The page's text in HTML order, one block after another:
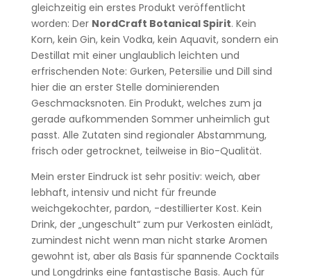
gleichzeitig ein erstes Produkt veröffentlicht
worden: Der NordCraft Botanical Spirit. Kein
Korn, kein Gin, kein Vodka, kein Aquavit, sondern ein
Destillat mit einer unglaublich leichten und
erfrischenden Note: Gurken, Petersilie und Dill sind
hier die an erster Stelle dominierenden
Geschmacksnoten. Ein Produkt, welches zum ja
gerade aufkommenden Sommer unheimlich gut
passt. Alle Zutaten sind regionaler Abstammung,
frisch oder getrocknet, teilweise in Bio-Qualität.
Mein erster Eindruck ist sehr positiv: weich, aber
lebhaft, intensiv und nicht für freunde
weichgekochter, pardon, -destillierter Kost. Kein
Drink, der „ungeschult“ zum pur Verkosten einlädt,
zumindest nicht wenn man nicht starke Aromen
gewohnt ist, aber als Basis für spannende Cocktails
und Longdrinks eine fantastische Basis. Auch für